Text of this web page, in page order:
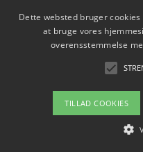
Copyright
Om / kontakt
Dette websted bruger
at bruge vores
overensstemmelse
TILLAD COOKIES